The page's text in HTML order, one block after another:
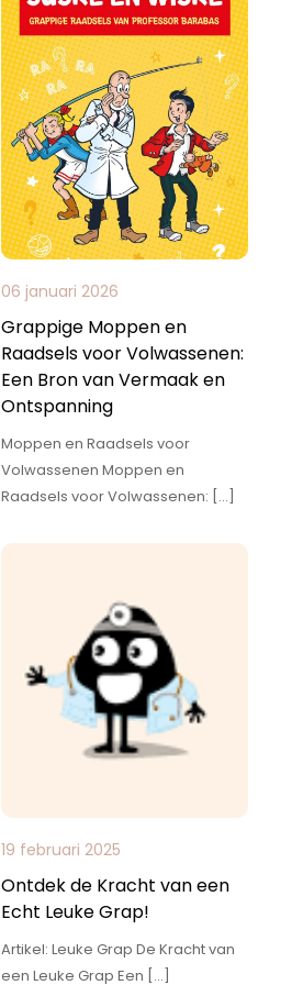
06 januari 2026
Grappige Moppen en
Raadsels voor Volwassenen:
Een Bron van Vermaak en
Ontspanning
Moppen en Raadsels voor
Volwassenen Moppen en
Raadsels voor Volwassenen: […]
19 februari 2025
Ontdek de Kracht van een
Echt Leuke Grap!
Artikel: Leuke Grap De Kracht van
een Leuke Grap Een […]